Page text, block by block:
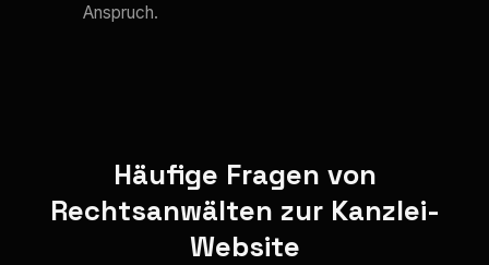
Anspruch.
Häufige Fragen von
Rechtsanwälten zur Kanzlei-
Website